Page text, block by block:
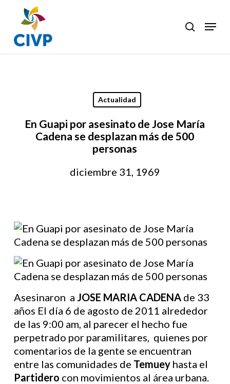
main
content
search
Menu
Actualidad
En Guapi por asesinato de Jose María
Cadena se desplazan más de 500
personas
diciembre 31, 1969
Asesinaron a JOSE MARIA CADENAde 33
años El día 6 de agosto de 2011 alrededor
de las 9:00 am, al parecer el hecho fue
perpetrado por paramilitares, quienes por
comentarios de la gente se encuentran
entre las comunidades de Temueyhasta el
Partidero con movimientos al área urbana.
Close